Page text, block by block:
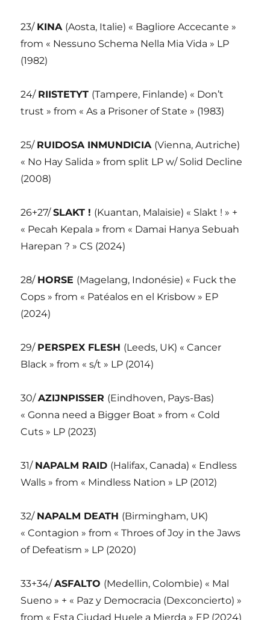
23/ KINA (Aosta, Italie) « Bagliore Accecante »
from « Nessuno Schema Nella Mia Vida » LP
(1982)
24/ RIISTETYT (Tampere, Finlande) « Don’t
trust » from « As a Prisoner of State » (1983)
25/ RUIDOSA INMUNDICIA (Vienna, Autriche)
« No Hay Salida » from split LP w/ Solid Decline
(2008)
26+27/SLAKT ! (Kuantan, Malaisie) « Slakt ! » +
« Pecah Kepala » from « Damai Hanya Sebuah
Harepan ? » CS (2024)
28/ HORSE (Magelang, Indonésie) « Fuck the
Cops » from « Patéalos en el Krisbow » EP
(2024)
29/ PERSPEX FLESH (Leeds, UK) « Cancer
Black » from « s/t » LP (2014)
30/AZIJNPISSER (Eindhoven, Pays-Bas)
« Gonna need a Bigger Boat » from « Cold
Cuts » LP (2023)
31/ NAPALM RAID (Halifax, Canada) « Endless
Walls » from « Mindless Nation » LP (2012)
32/ NAPALM DEATH (Birmingham, UK)
« Contagion » from « Throes of Joy in the Jaws
of Defeatism » LP (2020)
33+34/ASFALTO (Medellin, Colombie) « Mal
Sueno » + « Paz y Democracia (Dexconcierto) »
from « Esta Ciudad Huele a Mierda » EP (2024)